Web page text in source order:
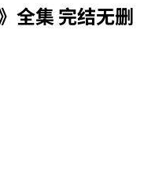
全集 完结无删